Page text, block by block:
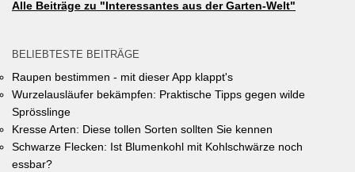
Alle Beiträge zu "Interessantes aus der Garten-Welt"
BELIEBTESTE BEITRÄGE
Raupen bestimmen - mit dieser App klappt's
Wurzelausläufer bekämpfen: Praktische Tipps gegen wilde
Sprösslinge
Kresse Arten: Diese tollen Sorten sollten Sie kennen
Schwarze Flecken: Ist Blumenkohl mit Kohlschwärze noch
essbar?